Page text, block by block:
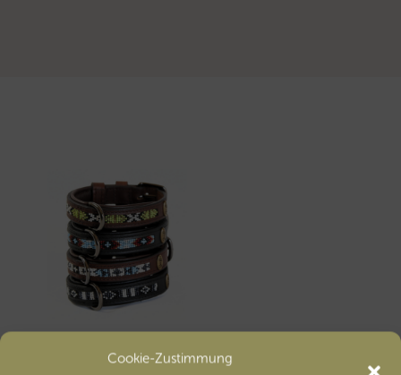
Cookie-Zustimmung
Halsband Daisy